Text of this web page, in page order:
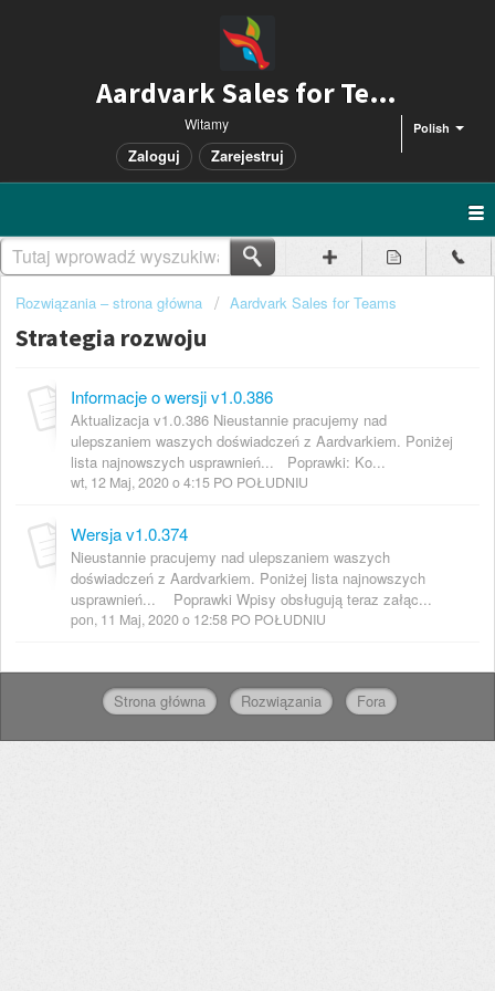
Aardvark Sales for Teams
Polish
Witamy
Zaloguj Zarejestruj
Rozwiązania – strona główna Aardvark Sales for Teams
Strategia rozwoju
Informacje o wersji v1.0.386
Aktualizacja v1.0.386 Nieustannie pracujemy nad
ulepszaniem waszych doświadczeń z Aardvarkiem. Poniżej
lista najnowszych usprawnień... Poprawki: Ko...
wt, 12 Maj, 2020 o 4:15 PO POŁUDNIU
Wersja v1.0.374
Nieustannie pracujemy nad ulepszaniem waszych
doświadczeń z Aardvarkiem. Poniżej lista najnowszych
usprawnień... Poprawki Wpisy obsługują teraz załąc...
pon, 11 Maj, 2020 o 12:58 PO POŁUDNIU
Strona główna Rozwiązania Fora